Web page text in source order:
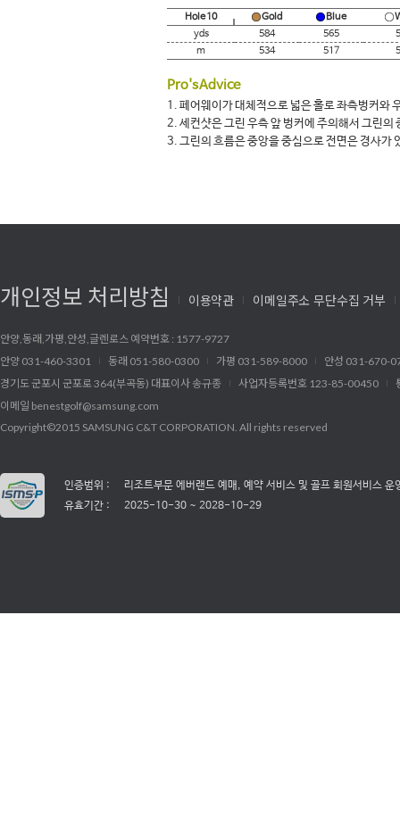
Hole 10 Gold Blue
yds
584 565
m
534 517
Pro's Advice
1. 페어웨이가 대체적으로 넓은 홀로 좌측벙커와
2. 세컨샷은 그린 우측 앞 벙커에 주의해서 그린의
3. 그린의 흐름은 중앙을 중심으로 전면은 경사가
개인정보 처리방침 이용약관 이메일주소 무단수집 거부
안양,동래,가평,안성,글렌로스 예약번호 : 1577-9727
안양 031-460-3301
동래 051-580-0300 가평 031-589-8000
안성 031-670-
경기도 군포시 군포로 364(부곡동) 대표이사 송규종
사업자등록번호 123-85-00450
이메일 benestgolf@samsung.com
Copyright©2015 SAMSUNG C&T CORPORATION. All rights reserved
인증범위 :
리조트부문 에버랜드 예매, 예약 서비스 및 골프 회원서비스 운
유효기간 :
2025-10-30 ~ 2028-10-29